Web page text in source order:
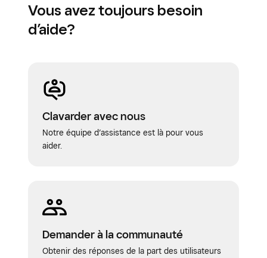
Vous avez toujours besoin
d’aide?
Clavarder avec nous
Notre équipe d’assistance est là pour vous
aider.
Demander à la communauté
Obtenir des réponses de la part des utilisateurs